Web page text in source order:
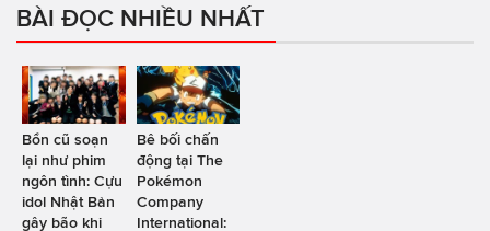
BÀI ĐỌC NHIỀU NHẤT
Bổn cũ soạn
lại như phim
ngôn tình: Cựu
idol Nhật Bản
gây bão khi
Bê bối chấn
động tại The
Pokémon
Company
International: